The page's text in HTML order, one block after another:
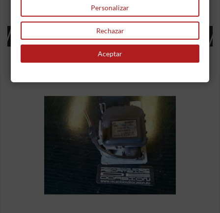
16 OTROS PRODUCTOS EN LA MISMA
CATEGORÍA:
Personalizar
Rechazar
Aceptar